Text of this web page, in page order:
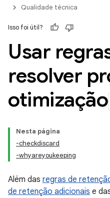
Qualidade técnica
Isso foi útil?
Usar
resolver
otimização
Nesta página
-checkdiscard
-whyareyoukeeping
Além das regras de
de retenção adicionais e